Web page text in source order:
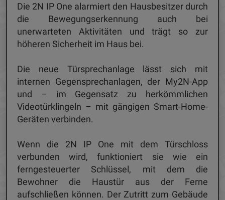
Die 2N IP One alarmiert den Hausbesitzer durch
die Bewegungserkennung auch bei
unerwarteten Aktivitäten und trägt so zur
höheren Sicherheit im Haus bei.
Die neue Türsprechanlage lässt sich mit
internen Gegensprechanlagen, der My2N-App
und – im Gegensatz zu herkömmlichen
Videotürklingeln – mit gängigen Smart-Home-
Geräten verbinden.
Wenn die 2N IP One mit dem Türschloss
verbunden wird, funktioniert sie wie ein
ferngesteuerter Schlüssel, mit dem die
Bewohner die Haustür aus der Ferne
aufschließen können. Der Zutritt zum Gebäude